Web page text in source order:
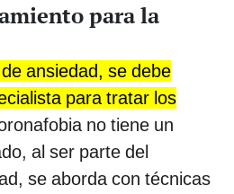
para la
ansiedad, se debe
para tratar los
no tiene un
al ser parte del
se aborda con técnicas